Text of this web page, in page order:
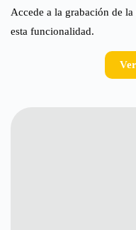
Accede a la grabación de
esta funcionalidad.